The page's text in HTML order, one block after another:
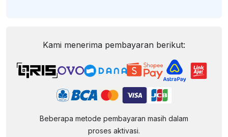
Kami menerima pembayaran berikut:
Beberapa metode pembayaran masih dalam
proses aktivasi.